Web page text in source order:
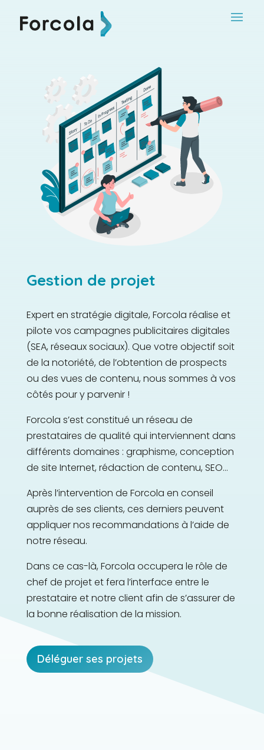
Offres
opérationnelles
Gestion de projet
Expert en stratégie digitale, Forcola réalise et
pilote vos campagnes publicitaires digitales
(SEA, réseaux sociaux). Que votre objectif soit
de la notoriété, de l’obtention de prospects
ou des vues de contenu, nous sommes à vos
côtés pour y parvenir !
Forcola s’est constitué un réseau de
prestataires de qualité qui interviennent dans
différents domaines : graphisme, conception
de site Internet, rédaction de contenu, SEO…
Après l’intervention de Forcola en conseil
auprès de ses clients, ces derniers peuvent
appliquer nos recommandations à l’aide de
notre réseau.
Dans ce cas-là, Forcola occupera le rôle de
chef de projet et fera l’interface entre le
prestataire et notre client afin de s’assurer de
la bonne réalisation de la mission.
Déléguer ses projets